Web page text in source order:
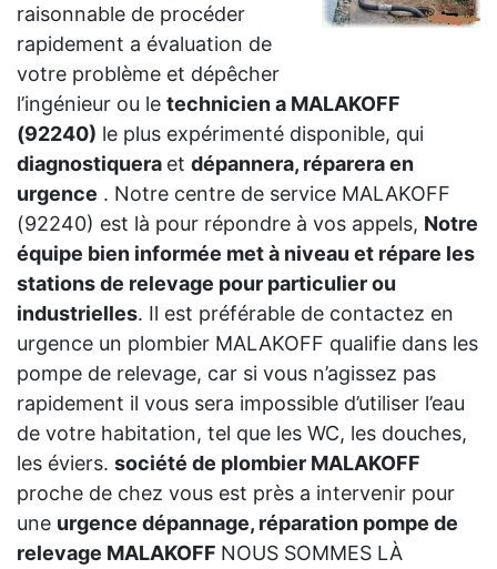
raisonnable de procéder
rapidement a évaluation de
votre problème et dépêcher
l’ingénieur ou le technicien a MALAKOFF
(92240) le plus expérimenté disponible, qui
diagnostiquera et dépannera, réparera en
urgence . Notre centre de service MALAKOFF
(92240) est là pour répondre à vos appels, Notre
équipe bien informée met à niveau et répare les
stations de relevage pour particulier ou
industrielles. Il est préférable de contactez en
urgence un plombier MALAKOFF qualifie dans les
pompe de relevage, car si vous n’agissez pas
rapidement il vous sera impossible d’utiliser l’eau
de votre habitation, tel que les WC, les douches,
les éviers. société de plombier MALAKOFF
proche de chez vous est près a intervenir pour
une urgence dépannage, réparation pompe de
relevage MALAKOFF NOUS SOMMES LÀ